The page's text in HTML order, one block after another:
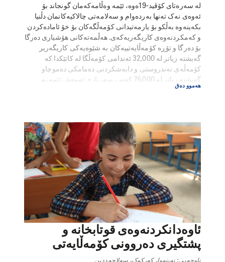
لە سەرەتای کۆڤید-19ەوە، ئێمە وەڵامەکەمان گونجاند بۆ
ئەوەی نەک تەنها بەردەوام و سەلامەتی چالاکیەکانمان دڵنیا
بکەینەوە بەڵکو بۆ یارمەتیدانی کۆمەڵگەکان بۆ خۆ ئامادەکردن
و کەمکردنەوەی کاریگەریەکەی. هەڵمەتەکانی هۆشیاری دەرگا
بۆ دەرگا و تۆڕە کۆمەڵایەتییەکان بە شێوەیەکی کاریگەریر
گەیشتە زیاتر لە 32,000 ئەندامی کۆمەڵگا لە کاتێکدا کە
کۆمەڵەی تەندروستی و دابەشکردنی دەمامکی دەموچاو
گەیشتە زیاتر لە 76,000 کەس. سەرباری ئەوەش ئێمە بە
شێوەیەکی چالاکانە ئاسانکاری دەکەین بۆ دووبارە کردنەوەی
دووری دروستکردووەکە لە ڕێگەی بەرنامەی مۆبایلەوە
جێبەجێ دەکرێت.
هەموو دەق
ئاوەدانکردنەوەی قوتابخانە و
پشتگیری دەروونی کۆمەڵایەتی